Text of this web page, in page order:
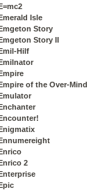
Isle
Story
Story II
Hilf
of the Over-Mind
2